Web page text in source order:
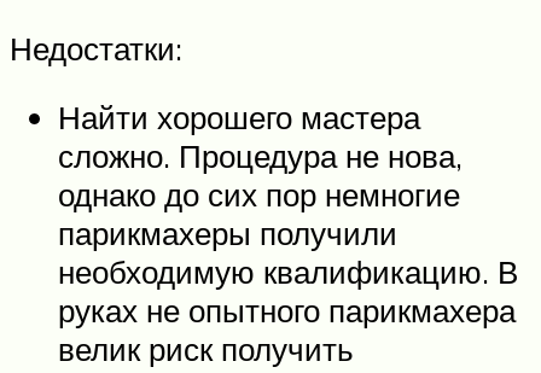
Недостатки:
Найти хорошего мастера
сложно. Процедура не нова,
однако до сих пор немногие
парикмахеры получили
необходимую квалификацию. В
руках не опытного парикмахера
велик риск получить